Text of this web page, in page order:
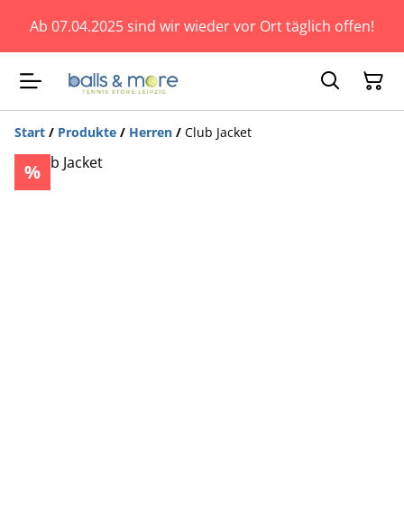
Ab 07.04.2025 sind wir wieder vor Ort täglich offen!
Start / Produkte / Herren / Club Jacket
%